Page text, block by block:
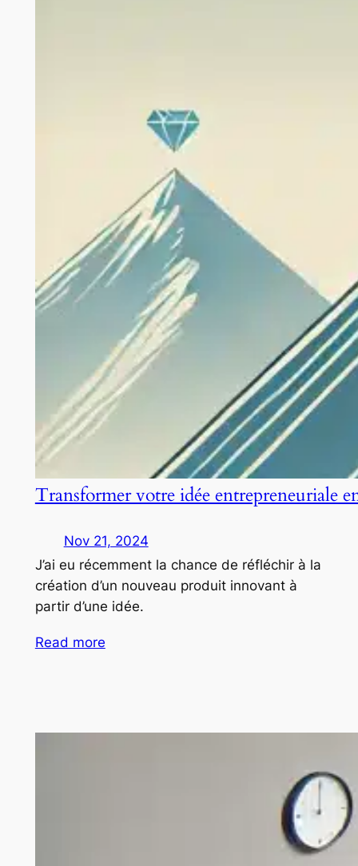
Transformer votre idée entrepreneuriale
Nov 21, 2024
J’ai eu récemment la chance de réfléchir à la
création d’un nouveau produit innovant à
partir d’une idée.
Read more